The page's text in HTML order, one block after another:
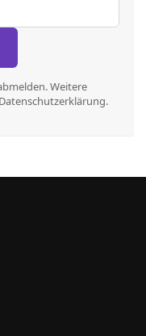
Weitere